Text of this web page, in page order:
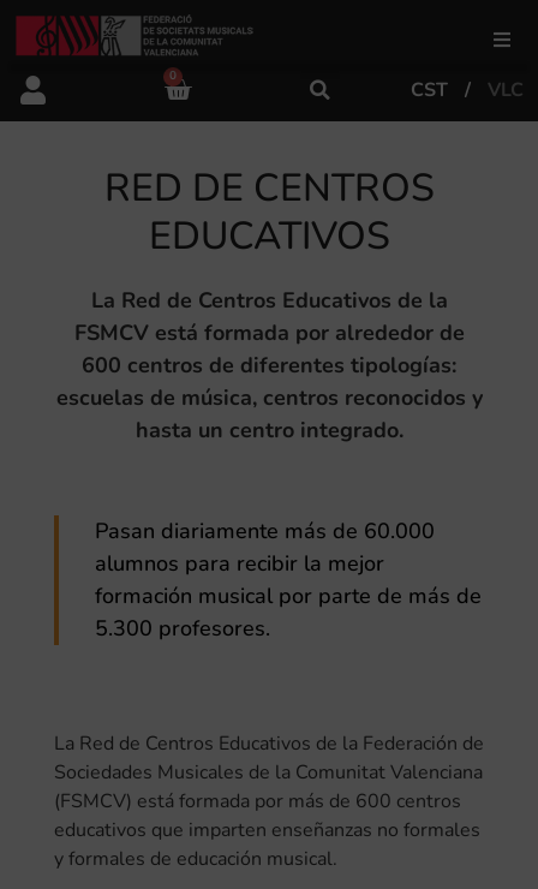
FSMCV
Áreas de gestión
Área artística
0
CST VLC
RED DE CENTROS
EDUCATIVOS
La Red de Centros Educativos de la
FSMCV está formada por alrededor de
600 centros de diferentes tipologías:
escuelas de música, centros reconocidos y
hasta un centro integrado.
Pasan diariamente más de 60.000
alumnos para recibir la mejor
formación musical por parte de más de
5.300 profesores.
La Red de Centros Educativos de la Federación de
Sociedades Musicales de la Comunitat Valenciana
(FSMCV) está formada por más de 600 centros
educativos que imparten enseñanzas no formales
y formales de educación musical.